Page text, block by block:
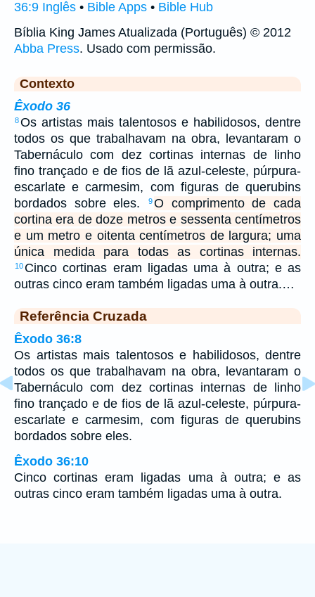
36:9 Inglês • Bible Apps • Bible Hub
Bíblia King James Atualizada (Português) © 2012
Abba Press. Usado com permissão.
Contexto
Êxodo 36
8Os artistas mais talentosos e habilidosos, dentre
todos os que trabalhavam na obra, levantaram o
Tabernáculo com dez cortinas internas de linho
fino trançado e de fios de lã azul-celeste, púrpura-
escarlate e carmesim, com figuras de querubins
bordados sobre eles.
9O comprimento de cada
cortina era de doze metros e sessenta centímetros
e um metro e oitenta centímetros de largura; uma
única medida para todas as cortinas internas.
10 Cinco cortinas eram ligadas uma à outra; e as
outras cinco eram também ligadas uma à outra.…
Referência Cruzada
Êxodo 36:8
Os artistas mais talentosos e habilidosos, dentre
todos os que trabalhavam na obra, levantaram o
Tabernáculo com dez cortinas internas de linho
fino trançado e de fios de lã azul-celeste, púrpura-
escarlate e carmesim, com figuras de querubins
bordados sobre eles.
Êxodo 36:10
Cinco cortinas eram ligadas uma à outra; e as
outras cinco eram também ligadas uma à outra.